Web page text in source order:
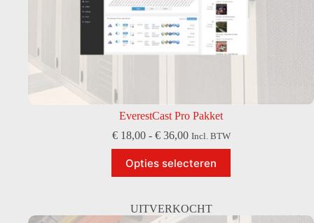
EverestCast Pro Pakket
€18,00 - €36,00Prijsklasse:
€ 18,00
tot
Incl. BTW
Opties selecteren
product
heeft
variaties.
Deze
UITVERKOCHT